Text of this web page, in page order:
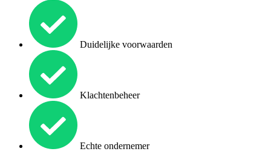
Duidelijke voorwaarden
Klachtenbeheer
Echte ondernemer